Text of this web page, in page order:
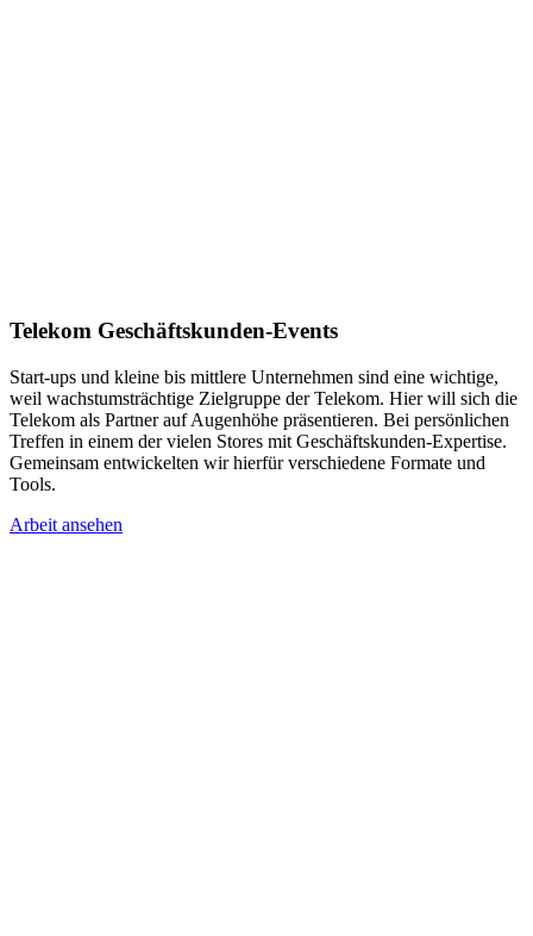
Telekom Geschäftskunden-Events
Start-ups und kleine bis mittlere Unternehmen sind eine wichtige,
weil wachstumsträchtige Zielgruppe der Telekom. Hier will sich die
Telekom als Partner auf Augenhöhe präsentieren. Bei persönlichen
Treffen in einem der vielen Stores mit Geschäftskunden-Expertise.
Gemeinsam entwickelten wir hierfür verschiedene Formate und
Tools.
Arbeit ansehen